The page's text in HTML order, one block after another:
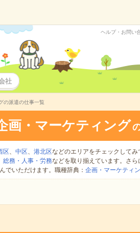
ヘルプ・お問い
社
の派遣の仕事一覧
画・マーケティング
区、 中区、 港北区などのエリアをチェックして
総務・人事・労務などを取り揃えています。さら
でいただけます。職種辞典： 企画・マーケティ